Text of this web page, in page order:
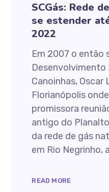
SCGás: Rede
se estender
2022
Em 2007 o então
Desenvolvimento
Canoinhas, Oscar
Florianópolis
promissora
antigo do
da rede de gás
em Rio Negrinho,
READ MORE